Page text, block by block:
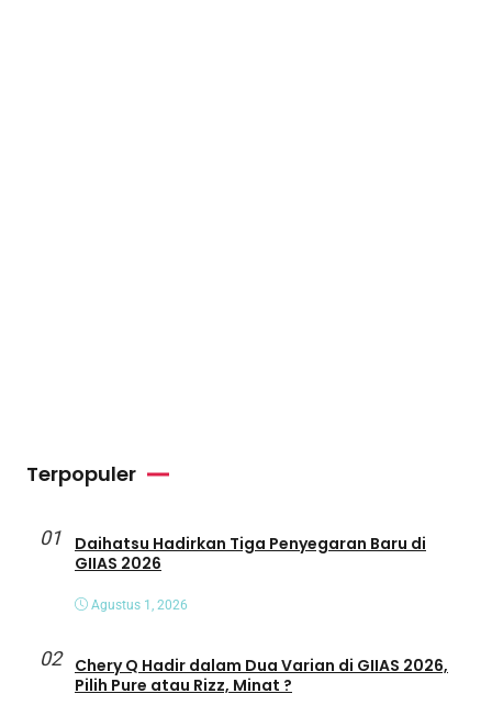
Terpopuler
01
Daihatsu Hadirkan Tiga Penyegaran Baru di
GIIAS 2026
Agustus 1, 2026
02
Chery Q Hadir dalam Dua Varian di GIIAS 2026,
Pilih Pure atau Rizz, Minat ?